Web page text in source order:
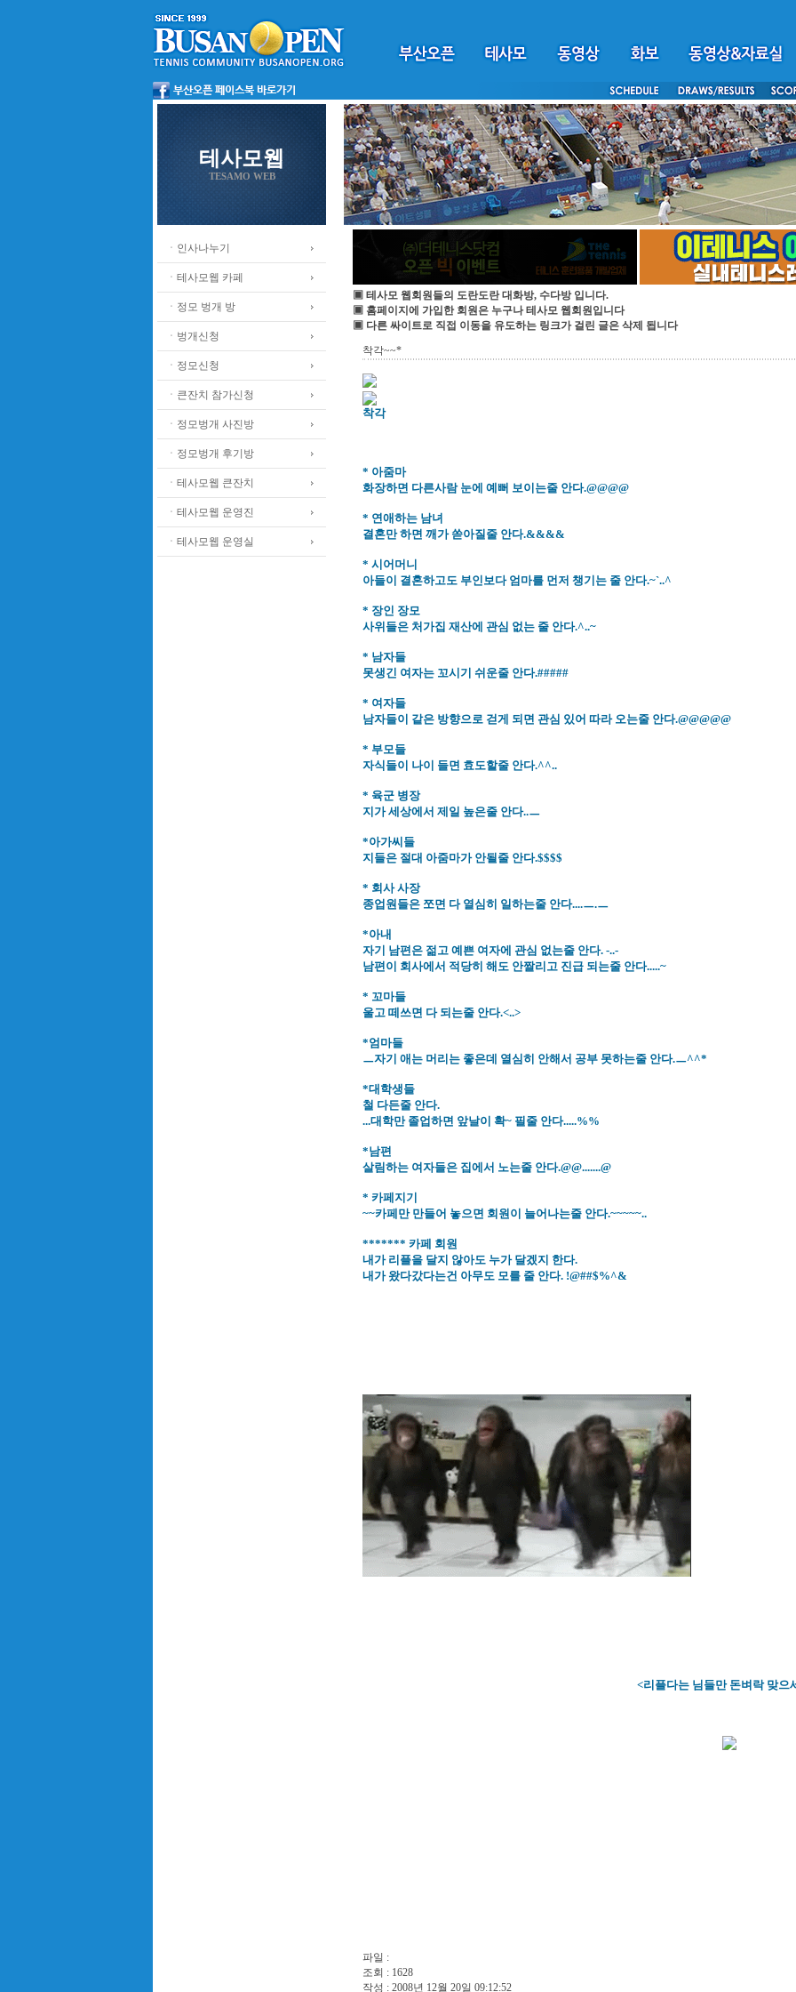
테사모웹
TESAMO WEB
ㆍ인사나누기
ㆍ테사모웹 카페
ㆍ정모 벙개 방
ㆍ벙개신청
ㆍ정모신청
ㆍ큰잔치 참가신청
ㆍ정모벙개 사진방
ㆍ정모벙개 후기방
ㆍ테사모웹 큰잔치
ㆍ테사모웹 운영진
ㆍ테사모웹 운영실
▣ 테사모 웹회원들의 도란도란 대화방, 수다방 입니다.
▣ 홈페이지에 가입한 회원은 누구나 테사모 웹회원입니다
▣ 다른 싸이트로 직접 이동을 유도하는 링크가 걸린 글은 삭제 됩니다
착각~~*
착각
* 아줌마
화장하면 다른사람 눈에 예뻐 보이는줄 안다.@@@@
* 연애하는 남녀
결혼만 하면 깨가 쏟아질줄 안다.&&&&
* 시어머니
아들이 결혼하고도 부인보다 엄마를 먼저 챙기는 줄 안다.~`..^
* 장인 장모
사위들은 처가집 재산에 관심 없는 줄 안다.^..~
* 남자들
못생긴 여자는 꼬시기 쉬운줄 안다.#####
* 여자들
남자들이 같은 방향으로 걷게 되면 관심 있어 따라 오는줄 안다.@@@@@
* 부모들
자식들이 나이 들면 효도할줄 안다.^^..
* 육군 병장
지가 세상에서 제일 높은줄 안다..ㅡ
*아가씨들
지들은 절대 아줌마가 안될줄 안다.$$$$
* 회사 사장
종업원들은 쪼면 다 열심히 일하는줄 안다....ㅡ.ㅡ
*아내
자기 남편은 젊고 예쁜 여자에 관심 없는줄 안다. -..-
남편이 회사에서 적당히 해도 안짤리고 진급 되는줄 안다.....~
* 꼬마들
울고 떼쓰면 다 되는줄 안다.<..>
*엄마들
ㅡ자기 애는 머리는 좋은데 열심히 안해서 공부 못하는줄 안다.ㅡ^^*
*대학생들
철 다든줄 안다.
...대학만 졸업하면 앞날이 확~ 필줄 안다.....%%
*남편
살림하는 여자들은 집에서 노는줄 안다.@@.......@
* 카페지기
~~카페만 만들어 놓으면 회원이 늘어나는줄 안다.~~~~~..
******* 카페 회원
내가 리플을 달지 않아도 누가 달겠지 한다.
내가 왔다갔다는건 아무도 모를 줄 안다. !@##$%^&
<리플다는 님들만 돈벼락 맞으
파일 :
조회 : 1628
작성 : 2008년 12월 20일 09:12:52